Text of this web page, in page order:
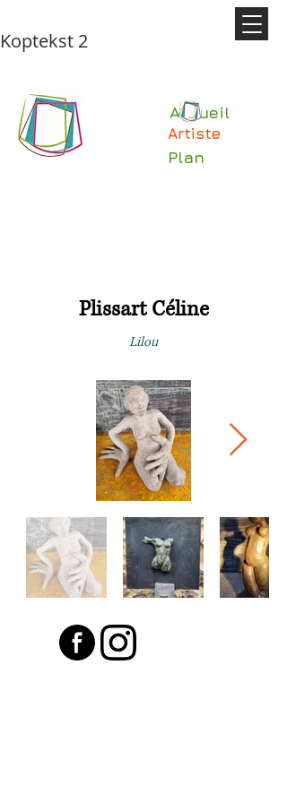
Koptekst 2
Accueil
Artiste
Plan
Plissart Céline
Lilou